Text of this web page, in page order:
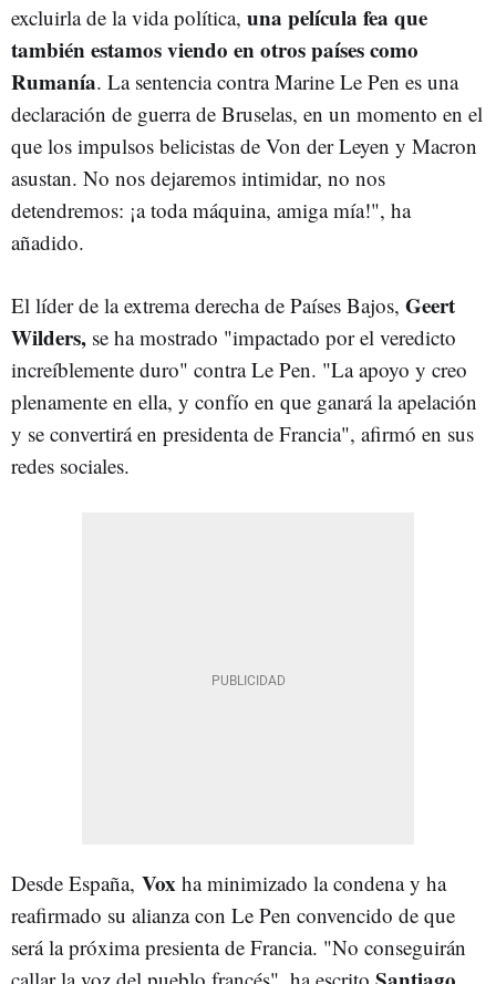
excluirla de la vida política, una película fea que
también estamos viendo en otros países como
Rumanía. La sentencia contra Marine Le Pen es una
declaración de guerra de Bruselas, en un momento en el
que los impulsos belicistas de Von der Leyen y Macron
asustan. No nos dejaremos intimidar, no nos
detendremos: ¡a toda máquina, amiga mía!", ha
añadido.
El líder de la extrema derecha de Países Bajos, Geert
Wilders, se ha mostrado "impactado por el veredicto
increíblemente duro" contra Le Pen. "La apoyo y creo
plenamente en ella, y confío en que ganará la apelación
y se convertirá en presidenta de Francia", afirmó en sus
redes sociales.
Desde España, Vox ha minimizado la condena y ha
reafirmado su alianza con Le Pen convencido de que
será la próxima presienta de Francia. "No conseguirán